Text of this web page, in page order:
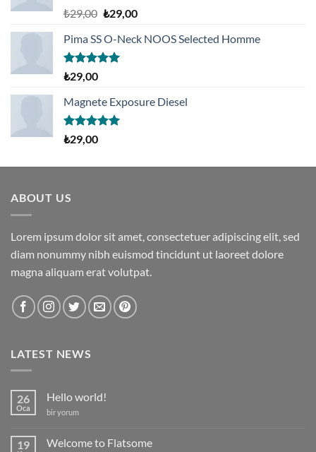
5 üzerinden
oy
aldı
₺29,00 Orijinal
₺29,00.
₺29,00Şu
fiyat:
Pima SS O-Neck NOOS Selected Homme
5 üzerinden
5.00oy
aldı
₺29,00
Magnete Exposure Diesel
5 üzerinden
5.00oy
₺29,00
ABOUT US
Lorem ipsum dolor sit amet, consectetuer adipiscing elit, sed
diam nonummy nibh euismod tincidunt ut laoreet dolore
magna aliquam erat volutpat.
LATEST NEWS
26
Oca
Hello world!
Hello
bir yorum
19 Welcome to Flatsome